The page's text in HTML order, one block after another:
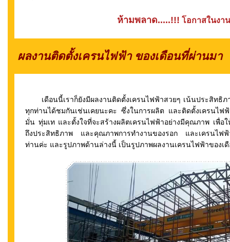
ห้ามพลาด.....!!! โอกาสในงา
ผลงานติดตั้งเครนไฟฟ้า ของเดือนที่ผ่านมา
เดือนนี้เราก็ยังมีผลงานติดตั้งเครนไฟฟ้าสวยๆ เน้นประสิทธิ
ทุกท่านได้ชมกันเช่นเคยนะคะ ซึ่งในการผลิต และติดตั้งเครนไฟ
มั่น ทุ่มเท และตั้งใจที่จะสร้างผลิตเครนไฟฟ้าอย่างมีคุณภาพ เพื่อใ
ถึงประสิทธิภาพ และคุณภาพการทำงานของรอก และเครนไฟฟ้
ท่านค่ะ และรูปภาพด้านล่างนี้ เป็นรูปภาพผลงานเครนไฟฟ้าของเ